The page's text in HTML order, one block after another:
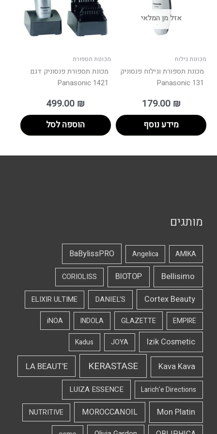
אזל מן המלאי
מכונות גילוח
מכונת תספורת וגילוח פנסוניק
131 Panasonic
179.00 ₪
מידע נוסף
מכונות תספורת
מכונת תספורת פנסוניק דגם
1421 Panasonic
499.00 ₪
הוספה לסל
מותגים
AMIKA
Angelica
BaBylissPRO
Bellisimo
BIOTOP
CORIOLISS
Cortex Beauty
DANIEL'S
ELIXIR ULTIME
EMPIRE
GLAZETTE
INDOLA
iNOA
Izik Cosmetic
JOYA
Kadus
Kava Kava
KERASTASE
LA BEAUT'E
Larich'e Directions
LUIZA ESSENCE
Mon Platin
MOROCCANOIL
NUTRITIVE